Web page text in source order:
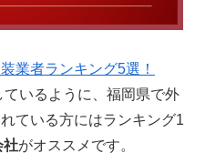
業者ランキング5選！
ているように、福岡県で外
ている方にはランキング1
社がオススメです。